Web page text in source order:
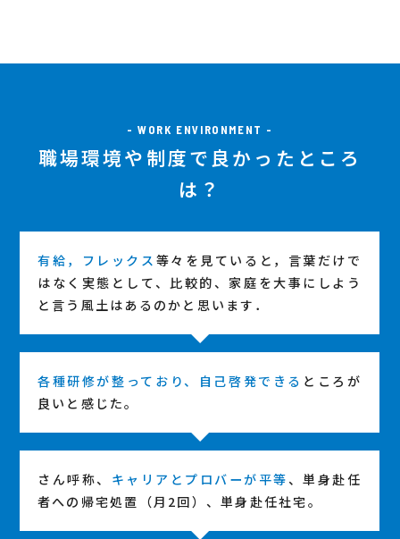
- WORK ENVIRONMENT -
職場環境や制度で良かったところ
は？
有給，フレックス 等々を見ていると，言葉だけで
はなく実態として、比較的、家庭を大事にしよう
と言う風土はあるのかと思います．
各種研修が整っており、自己啓発できる ところが
良いと感じた。
さん呼称、 キャリアとプロバーが平等 、単身赴任
者への帰宅処置（月2回）、単身赴任社宅。